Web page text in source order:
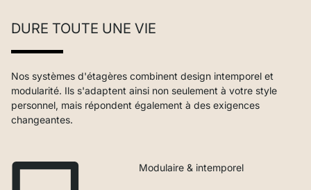
DURE TOUTE UNE VIE
Nos systèmes d'étagères combinent design intemporel et
modularité. Ils s'adaptent ainsi non seulement à votre style
personnel, mais répondent également à des exigences
changeantes.
Modulaire & intemporel